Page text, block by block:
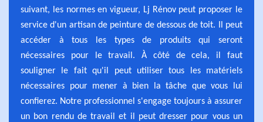
suivant, les normes en vigueur, Lj Rénov peut proposer le
service d'un artisan de peinture de dessous de toit. Il peut
accéder à tous les types de produits qui seront
nécessaires pour le travail. À côté de cela, il faut
souligner le fait qu'il peut utiliser tous les matériels
nécessaires pour mener à bien la tâche que vous lui
confierez. Notre professionnel s'engage toujours à assurer
un bon rendu de travail et il peut dresser pour vous un